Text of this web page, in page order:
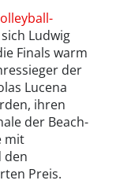
Ludwig
Finals warm
der
Lucena
ihren
der Beach-
mit
den
Preis.